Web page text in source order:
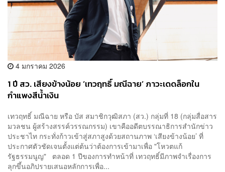
4 มกราคม 2026
1 ปี สว. เสียงข้างน้อย ‘เทวฤทธิ์ มณีฉาย’ ภาวะเดดล็อกใน
กำแพงสีน้ำเงิน
เทวฤทธิ์ มณีฉาย หรือ บัส สมาชิกวุฒิสภา (สว.) กลุ่มที่ 18 (กลุ่มสื่อสาร
มวลชน ผู้สร้างสรรค์วรรณกรรม) เขาคืออดีตบรรณาธิการสำนักข่าว
ประชาไท กระทั่งก้าวเข้าสู่สภาสูงด้วยสถานภาพ ‘เสียงข้างน้อย’ ที่
ประกาศตัวชัดเจนตั้งแต่ต้นว่าต้องการเข้ามาเพื่อ "โหวตแก้
รัฐธรรมนูญ" ตลอด 1 ปีของการทำหน้าที่ เทวฤทธิ์มีภาพจำเรื่องการ
ลุกขึ้นอภิปรายเสนอหลักการเพื่อ...